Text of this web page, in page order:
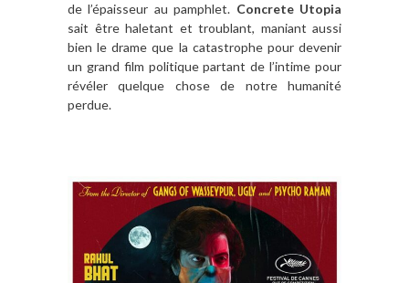
de l’épaisseur au pamphlet. Concrete Utopia
sait être haletant et troublant, maniant aussi
bien le drame que la catastrophe pour devenir
un grand film politique partant de l’intime pour
révéler quelque chose de notre humanité
perdue.